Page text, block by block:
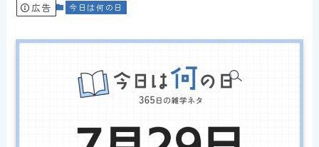
広告 今日は何の日